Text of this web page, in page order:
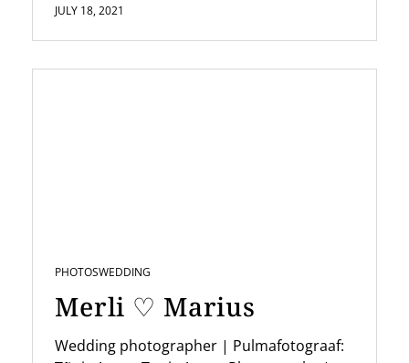
JULY 18, 2021
PHOTOSWEDDING
Merli ♡ Marius
Wedding photographer | Pulmafotograaf: